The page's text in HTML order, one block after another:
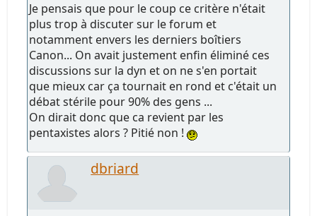
Je pensais que pour le coup ce critère n'était
plus trop à discuter sur le forum et
notamment envers les derniers boîtiers
Canon... On avait justement enfin éliminé ces
discussions sur la dyn et on ne s'en portait
que mieux car ça tournait en rond et c'était un
débat stérile pour 90% des gens ...
On dirait donc que ca revient par les
pentaxistes alors ? Pitié non !
dbriard